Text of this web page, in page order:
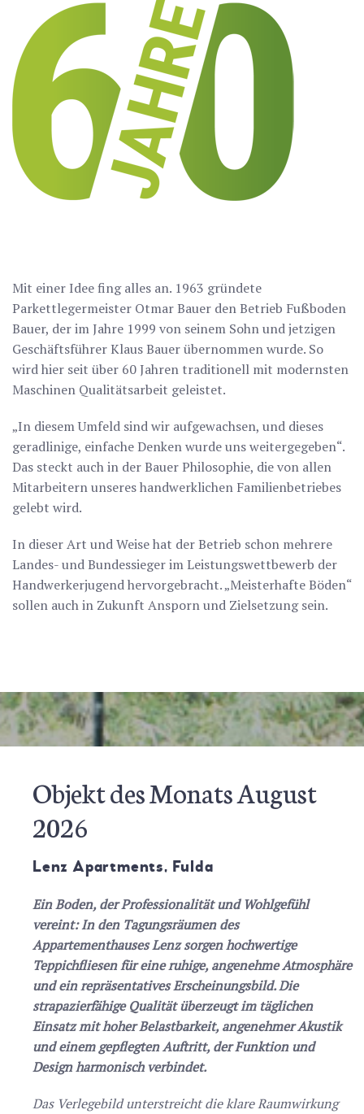
Mit einer Idee fing alles an. 1963 gründete
Parkettlegermeister Otmar Bauer den Betrieb Fußboden
Bauer, der im Jahre 1999 von seinem Sohn und jetzigen
Geschäftsführer Klaus Bauer übernommen wurde. So
wird hier seit über 60 Jahren traditionell mit modernsten
Maschinen Qualitätsarbeit geleistet.
„In diesem Umfeld sind wir aufgewachsen, und dieses
geradlinige, einfache Denken wurde uns weitergegeben“.
Das steckt auch in der Bauer Philosophie, die von allen
Mitarbeitern unseres handwerklichen Familienbetriebes
gelebt wird.
In dieser Art und Weise hat der Betrieb schon mehrere
Landes- und Bundessieger im Leistungswettbewerb der
Handwerkerjugend hervorgebracht. „Meisterhafte Böden“
sollen auch in Zukunft Ansporn und Zielsetzung sein.
Objekt des Monats August
2026
Lenz Apartments, Fulda
Ein Boden, der Professionalität und Wohlgefühl
vereint: In den Tagungsräumen des
Appartementhauses Lenz sorgen hochwertige
Teppichfliesen für eine ruhige, angenehme Atmosphäre
und ein repräsentatives Erscheinungsbild. Die
strapazierfähige Qualität überzeugt im täglichen
Einsatz mit hoher Belastbarkeit, angenehmer Akustik
und einem gepflegten Auftritt, der Funktion und
Design harmonisch verbindet.
Das Verlegebild unterstreicht die klare Raumwirkung